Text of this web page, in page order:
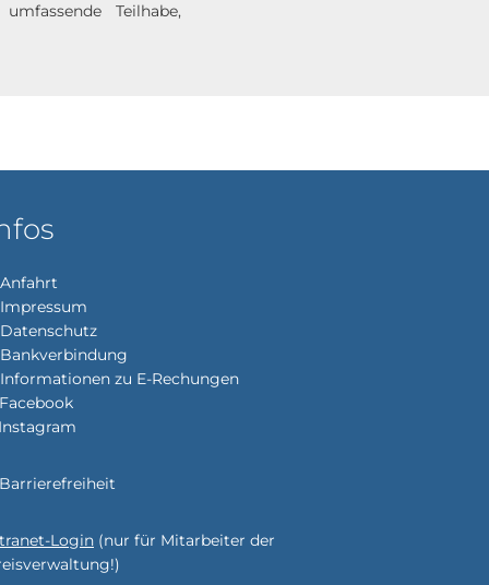
Teilhabe,
Anfahrt
Impressum
Datenschutz
Bankverbindung
Informationen zu E-Rechungen
Login (nur für Mitarbeiter der